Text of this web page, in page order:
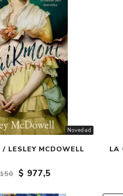
Novedad
LESLEY MCDOWELL
$ 977,5
LA